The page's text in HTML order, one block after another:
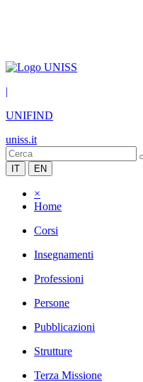
|
UNIFIND
uniss.it
IT EN
×
Home
Corsi
Insegnamenti
Professioni
Persone
Pubblicazioni
Strutture
Terza Missione